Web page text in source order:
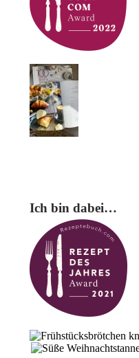
Ich bin dabei…